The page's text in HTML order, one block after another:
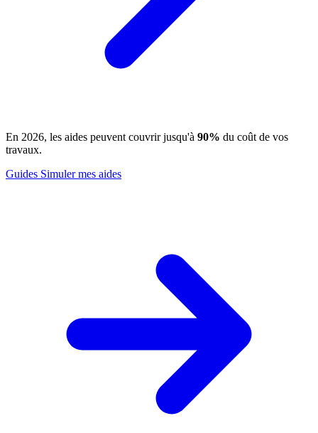
En 2026, les aides peuvent couvrir jusqu'à 90% du coût de vos
travaux.
Guides Simuler mes aides